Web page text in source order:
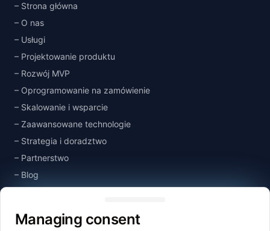
Strona główna
O nas
Usługi
Projektowanie produktu
Rozwój MVP
Oprogramowanie na zamówienie
Skalowanie i wsparcie
Zaawansowane technologie
Strategia i doradztwo
Partnerstwo
Blog
Managing consent
Managing consent